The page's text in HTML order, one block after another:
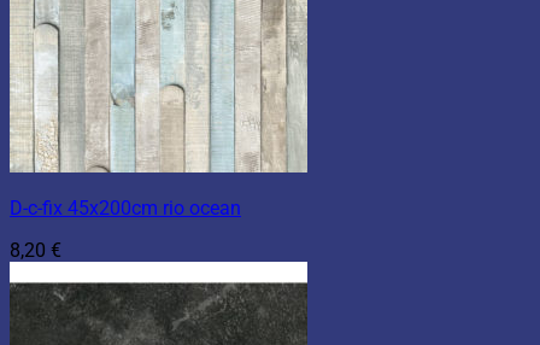
D-c-fix 45x200cm rio ocean
8,20 €